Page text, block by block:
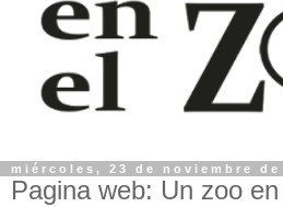
miércoles, 23 de noviembre de
Pagina web: Un zoo